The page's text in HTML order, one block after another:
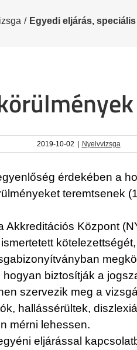
/ Egyedi eljárás,
2019-10-02 | Nyelvvizsga
érdekében a
teremtsenek
Központ
biztosítják a
szervezik meg a
hallássérültek,
mérni lehessen.
eljárással